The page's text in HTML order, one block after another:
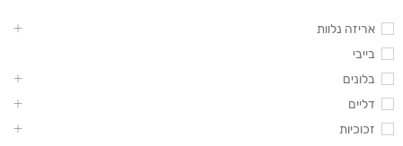
אריזה נלוות
בייבי
בלונים
דליים
זכוכיות